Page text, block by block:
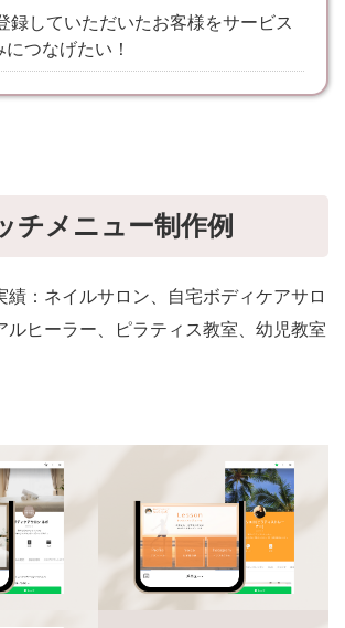
録していただいたお客様をサービス
つなげたい！
チメニュー制作例
績：ネイルサロン、自宅ボディケアサロ
ルヒーラー、ピラティス教室、幼児教室